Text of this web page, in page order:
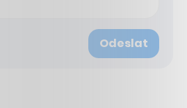
Odeslat